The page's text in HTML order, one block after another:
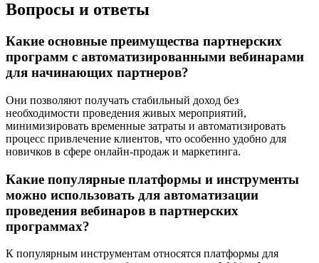
Вопросы и ответы
Какие основные преимущества партнерских
программ с автоматизированными вебинарами
для начинающих партнеров?
Они позволяют получать стабильный доход без
необходимости проведения живых мероприятий,
минимизировать временные затраты и автоматизировать
процесс привлечение клиентов, что особенно удобно для
новичков в сфере онлайн-продаж и маркетинга.
Какие популярные платформы и инструменты
можно использовать для автоматизации
проведения вебинаров в партнерских
программах?
К популярным инструментам относятся платформы для